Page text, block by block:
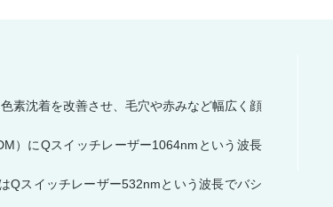
素沈着を改善させ、毛穴や赤みなど幅広く顔
）にQスイッチレーザー1064nmという波長
Qスイッチレーザー532nmという波長でバシ